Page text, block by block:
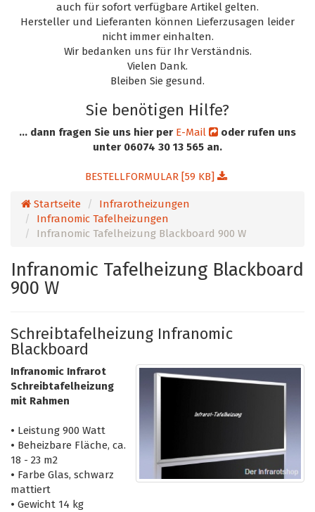
auch für sofort verfügbare Artikel gelten.
Hersteller und Lieferanten können Lieferzusagen leider
nicht immer einhalten.
Wir bedanken uns für Ihr Verständnis.
Vielen Dank.
Bleiben Sie gesund.
Sie benötigen Hilfe?
... dann fragen Sie uns hier per E-Mail
oder rufen uns
unter 06074 30 13 565 an.
BESTELLFORMULAR [59 KB]
Startseite
Infrarotheizungen
Infranomic Tafelheizungen
Infranomic Tafelheizung Blackboard 900 W
Infranomic Tafelheizung Blackboard
900 W
Schreibtafelheizung Infranomic
Blackboard
Infranomic Infrarot
Schreibtafelheizung
mit Rahmen
• Leistung 900 Watt
• Beheizbare Fläche, ca.
18 - 23 m2
• Farbe Glas, schwarz
mattiert
• Gewicht 14 kg